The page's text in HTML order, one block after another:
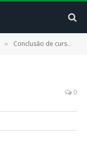
» Conclusão de curso de Panificação e Lanchonete em Cachoeira do Piriá contribui para geração de renda das famílias
0